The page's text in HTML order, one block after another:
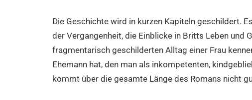
Die Geschichte wird in kurzen Kapiteln geschildert.
der Vergangenheit, die Einblicke in Britts Leben und
fragmentarisch geschilderten Alltag einer Frau
Ehemann hat, den man als inkompetenten,
kommt über die gesamte Länge des Romans nicht